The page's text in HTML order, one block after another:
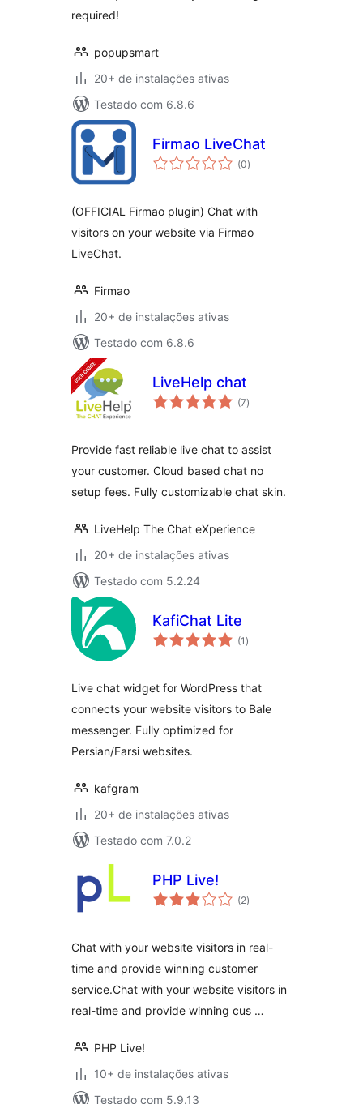
required!
popupsmart
20+ de instalações ativas
Testado com 6.8.6
Firmao LiveChat
(0total
de
)
(OFFICIAL Firmao plugin) Chat with
visitors on your website via Firmao
LiveChat.
Firmao
20+ de instalações ativas
Testado com 6.8.6
LiveHelp chat
(7total
de
)
Provide fast reliable live chat to assist
your customer. Cloud based chat no
setup fees. Fully customizable chat skin.
LiveHelp The Chat eXperience
20+ de instalações ativas
Testado com 5.2.24
KafiChat Lite
(1 total
de
)
Live chat widget for WordPress that
connects your website visitors to Bale
messenger. Fully optimized for
Persian/Farsi websites.
kafgram
20+ de instalações ativas
Testado com 7.0.2
PHP Live!
(2total
de
)
Chat with your website visitors in real-
time and provide winning customer
service.Chat with your website visitors in
real-time and provide winning cus …
PHP Live!
10+ de instalações ativas
Testado com 5.9.13